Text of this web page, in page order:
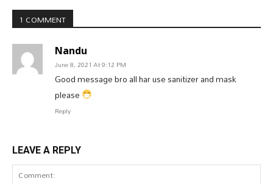
1 COMMENT
Nandu
June 8, 2021 At 9:12 PM
Good message bro all har use sanitizer and mask
please
Reply
LEAVE A REPLY